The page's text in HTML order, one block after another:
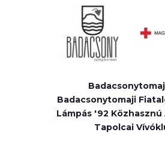
Badacsonytomaji
Lámpás '92
Tapolcai